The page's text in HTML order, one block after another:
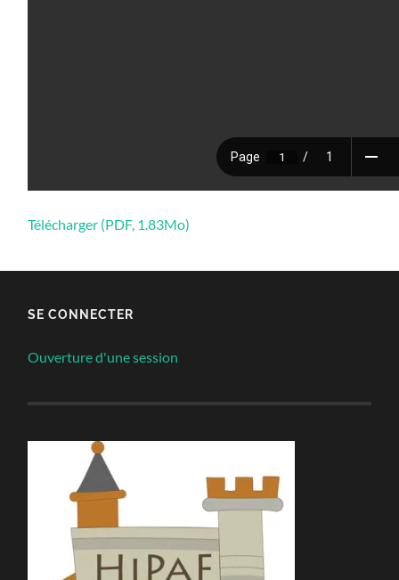
Télécharger (PDF, 1.83Mo)
SE CONNECTER
Ouverture d'une session